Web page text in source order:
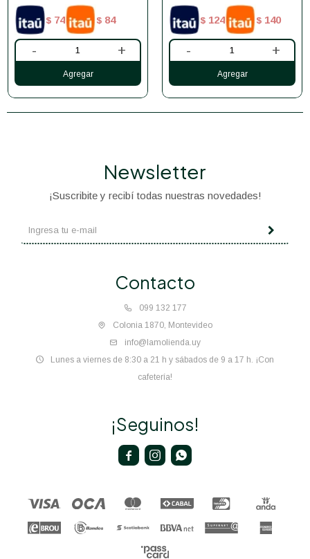
$ 74 $ 84
- +
$ 124 $ 140
- +
Contacto
099 132 177
Colonia 1870, Montevideo
info@lamolienda.uy
Lunes a viernes de 8:30 a 21 h y sábados de 9 a 17 h. ¡Con
cafetería!
Newsletter
¡Suscribite y recibí todas nuestras novedades!
¡Seguinos!
  